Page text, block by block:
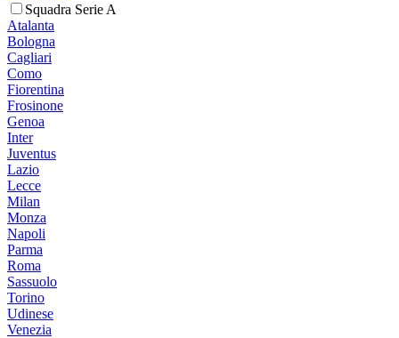
Squadra Serie A
Atalanta
Bologna
Cagliari
Como
Fiorentina
Frosinone
Genoa
Inter
Juventus
Lazio
Lecce
Milan
Monza
Napoli
Parma
Roma
Sassuolo
Torino
Udinese
Venezia